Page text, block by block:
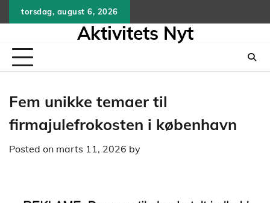
to
torsdag, august 6, 2026
Aktivitets Nyt
Fem unikke temaer til
firmajulefrokosten i københavn
Posted on marts 11, 2026 by